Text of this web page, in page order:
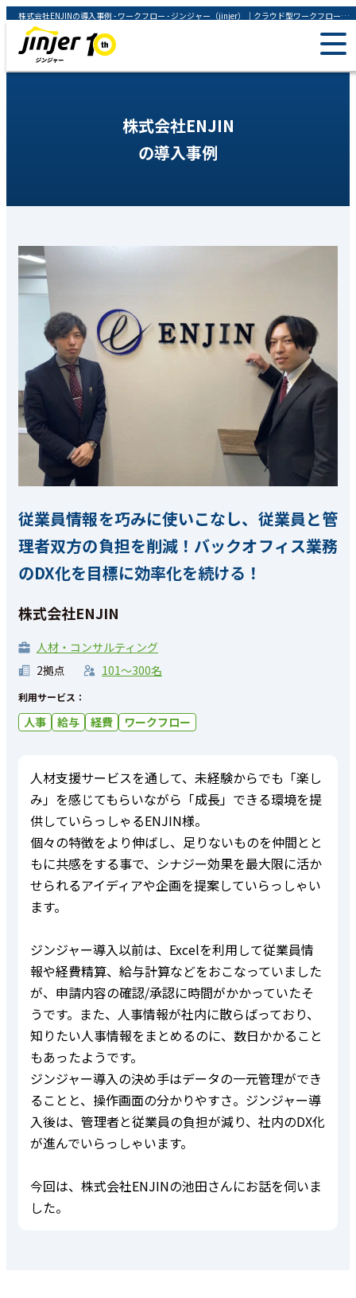
株式会社ENJINの導入事例 - ワークフロー - ジンジャー（jinjer）｜クラウド型ワークフローシステム
株式会社ENJIN
の導入事例
従業員情報を巧みに使いこなし、従業員と管
理者双方の負担を削減！バックオフィス業務
のDX化を目標に効率化を続ける！
株式会社ENJIN
人材・コンサルティング
2拠点
101〜300名
利用サービス：
人事 給与 経費 ワークフロー
人材支援サービスを通して、未経験からでも「楽し
み」を感じてもらいながら「成長」できる環境を提
供していらっしゃるENJIN様。
個々の特徴をより伸ばし、足りないものを仲間とと
もに共感をする事で、シナジー効果を最大限に活か
せられるアイディアや企画を提案していらっしゃい
ます。
ジンジャー導入以前は、Excelを利用して従業員情
報や経費精算、給与計算などをおこなっていました
が、申請内容の確認/承認に時間がかかっていたそ
うです。また、人事情報が社内に散らばっており、
知りたい人事情報をまとめるのに、数日かかること
もあったようです。
ジンジャー導入の決め手はデータの一元管理ができ
ることと、操作画面の分かりやすさ。ジンジャー導
入後は、管理者と従業員の負担が減り、社内のDX化
が進んでいらっしゃいます。
今回は、株式会社ENJINの池田さんにお話を伺いま
した。